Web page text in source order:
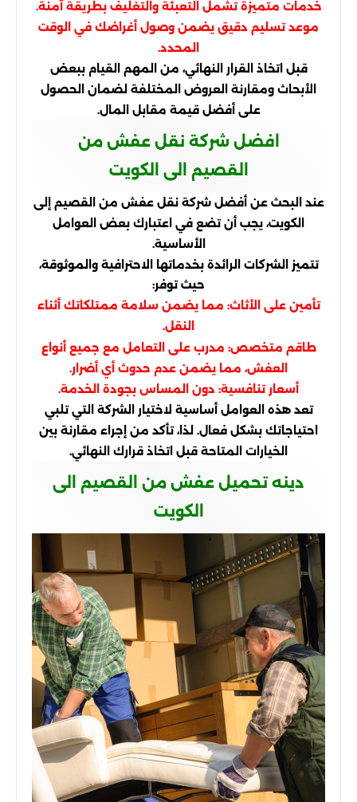
خدمات متميزة تشمل التعبئة والتغليف بطريقة آمنة.
موعد تسليم دقيق يضمن وصول أغراضك في الوقت
المحدد.
قبل اتخاذ القرار النهائي، من المهم القيام ببعض
الأبحاث ومقارنة العروض المختلفة لضمان الحصول
على أفضل قيمة مقابل المال.
افضل شركة نقل عفش من
القصيم الى الكويت
عند البحث عن أفضل شركة نقل عفش من القصيم إلى
الكويت، يجب أن تضع في اعتبارك بعض العوامل
الأساسية.
تتميز الشركات الرائدة بخدماتها الاحترافية والموثوقة،
حيث توفر:
تأمين على الأثاث: مما يضمن سلامة ممتلكاتك أثناء
النقل.
طاقم متخصص: مدرب على التعامل مع جميع أنواع
العفش، مما يضمن عدم حدوث أي أضرار.
أسعار تنافسية: دون المساس بجودة الخدمة.
تعد هذه العوامل أساسية لاختيار الشركة التي تلبي
احتياجاتك بشكل فعال. لذا، تأكد من إجراء مقارنة بين
الخيارات المتاحة قبل اتخاذ قرارك النهائي.
دينه تحميل عفش من القصيم الى
الكويت